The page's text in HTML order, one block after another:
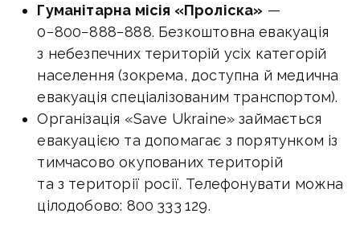
Гуманітарна місія «Проліска» —
0−800−888−888. Безкоштовна евакуація
з небезпечних територій усіх категорій
населення (зокрема, доступна й медична
евакуація спеціалізованим транспортом).
Організація «Save Ukraine» займається
евакуацією та допомагає з порятунком із
тимчасово окупованих територій
та з території росії. Телефонувати можна
цілодобово: 800 333 129.